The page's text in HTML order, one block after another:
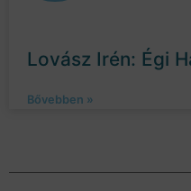
Lovász Irén: Égi
Bővebben »